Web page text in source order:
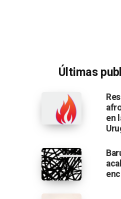
Últimas
en